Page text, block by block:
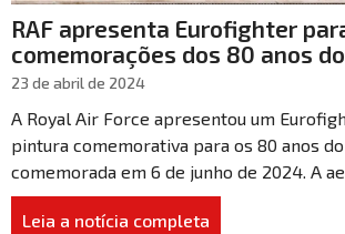
RAF apresenta Eurofighter
comemorações dos 80 anos
23 de abril de 2024
A Royal Air Force apresentou um
pintura comemorativa para os 80 anos
comemorada em 6 de junho de 2024. A
Leia a notícia completa